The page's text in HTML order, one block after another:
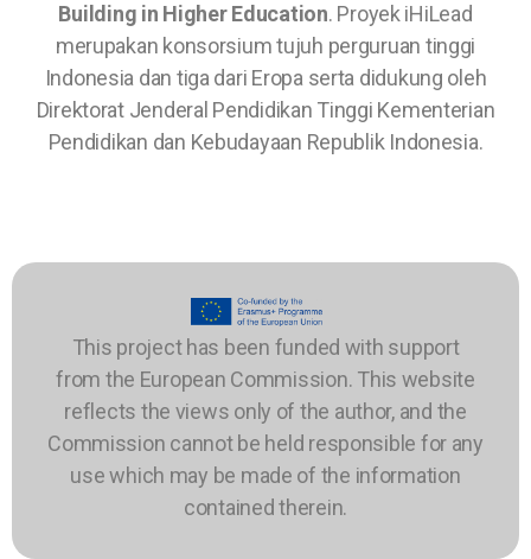
Building in Higher Education. Proyek iHiLead
merupakan konsorsium tujuh perguruan tinggi
Indonesia dan tiga dari Eropa serta didukung oleh
Direktorat Jenderal Pendidikan Tinggi Kementerian
Pendidikan dan Kebudayaan Republik Indonesia.
This project has been funded with support
from the European Commission. This website
reflects the views only of the author, and the
Commission cannot be held responsible for any
use which may be made of the information
contained therein.